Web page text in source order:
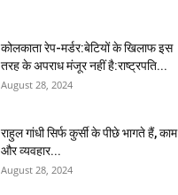
कोलकाता रेप-मर्डर:बेटियों के खिलाफ इस
तरह के अपराध मंजूर नहीं है:राष्ट्रपति...
August 28, 2024
राहुल गांधी सिर्फ कुर्सी के पीछे भागते हैं, काम
और व्यवहार...
August 28, 2024